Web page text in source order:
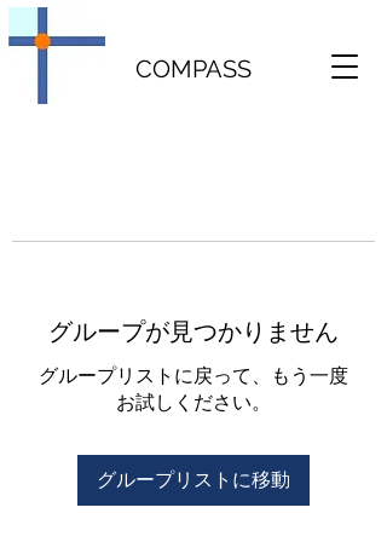
COMPASS
グループが見つかりません
グループリストに戻って、もう一度
お試しください。
グループリストに移動